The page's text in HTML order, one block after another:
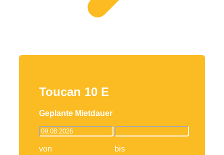
Toucan 10 E
Geplante Mietdauer
von bis